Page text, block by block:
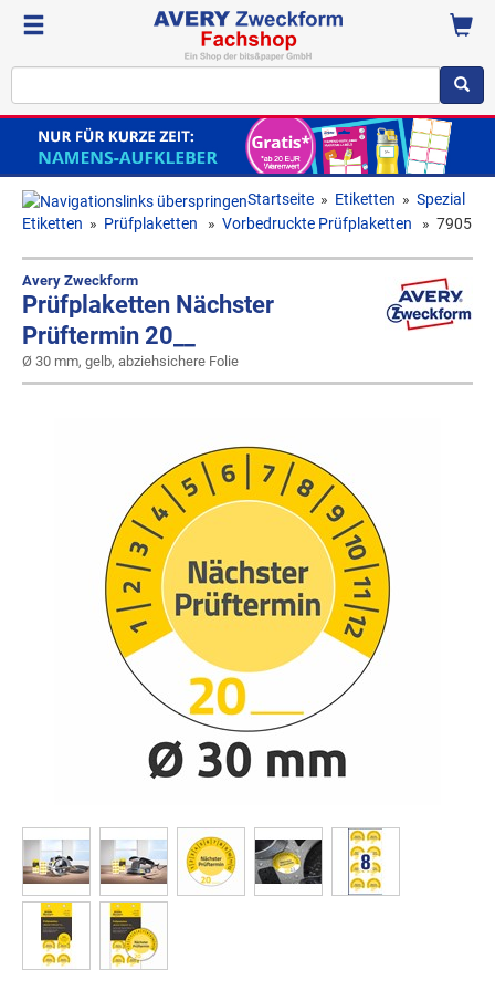
Startseite » Etiketten » Spezial
Etiketten » Prüfplaketten » Vorbedruckte Prüfplaketten » 7905
Avery Zweckform
Prüfplaketten Nächster
Prüftermin 20__
Ø 30 mm, gelb, abziehsichere Folie